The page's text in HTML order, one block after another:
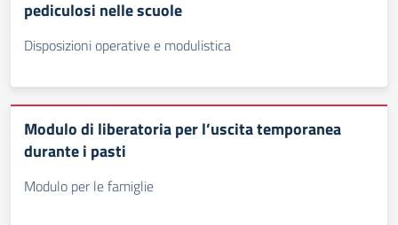
pediculosi nelle scuole
Disposizioni operative e modulistica
Modulo di liberatoria per l’uscita temporanea
durante i pasti
Modulo per le famiglie